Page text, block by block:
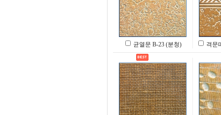
균열문 B-23 (분청) 격문